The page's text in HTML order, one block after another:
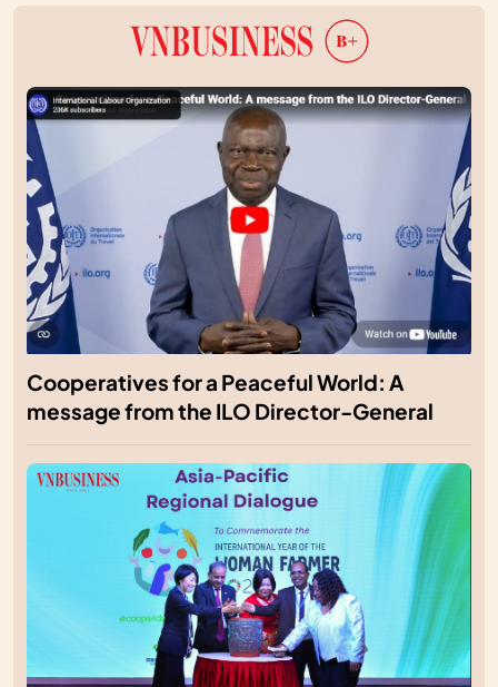
Cooperatives for a Peaceful World: A
message from the ILO Director-General